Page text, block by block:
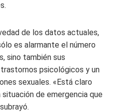
de los datos actuales,
es alarmante el número
sino también sus
psicológicos y un
sexuales. «Está claro
de emergencia que